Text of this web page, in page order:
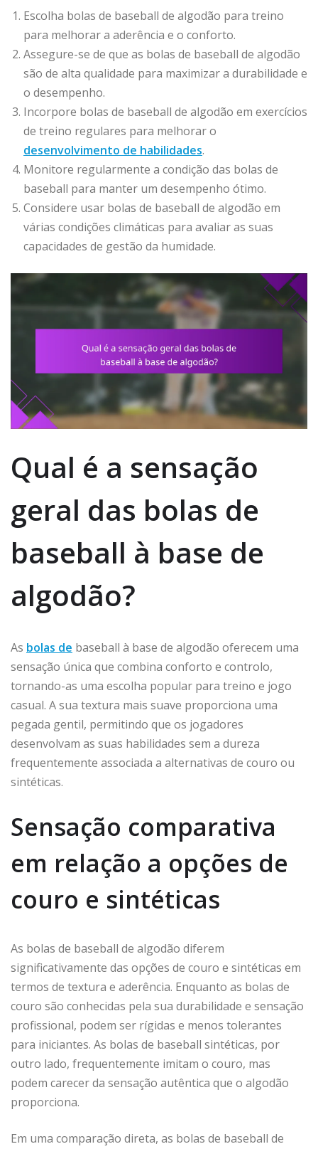
Escolha bolas de baseball de algodão para treino
para melhorar a aderência e o conforto.
Assegure-se de que as bolas de baseball de algodão
são de alta qualidade para maximizar a durabilidade e
o desempenho.
Incorpore bolas de baseball de algodão em exercícios
de treino regulares para melhorar o
desenvolvimento de habilidades.
Monitore regularmente a condição das bolas de
baseball para manter um desempenho ótimo.
Considere usar bolas de baseball de algodão em
várias condições climáticas para avaliar as suas
capacidades de gestão da humidade.
Qual é a sensação
geral das bolas de
baseball à base de
algodão?
As bolas de baseball à base de algodão oferecem uma
sensação única que combina conforto e controlo,
tornando-as uma escolha popular para treino e jogo
casual. A sua textura mais suave proporciona uma
pegada gentil, permitindo que os jogadores
desenvolvam as suas habilidades sem a dureza
frequentemente associada a alternativas de couro ou
sintéticas.
Sensação comparativa
em relação a opções de
couro e sintéticas
As bolas de baseball de algodão diferem
significativamente das opções de couro e sintéticas em
termos de textura e aderência. Enquanto as bolas de
couro são conhecidas pela sua durabilidade e sensação
profissional, podem ser rígidas e menos tolerantes
para iniciantes. As bolas de baseball sintéticas, por
outro lado, frequentemente imitam o couro, mas
podem carecer da sensação autêntica que o algodão
proporciona.
Em uma comparação direta, as bolas de baseball de